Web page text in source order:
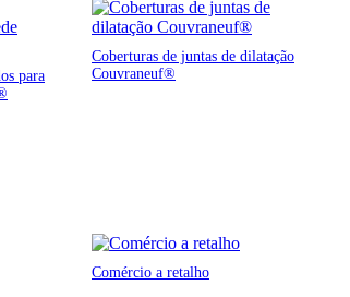
para
Coberturas de juntas de dilatação
Couvraneuf®
Comércio a retalho